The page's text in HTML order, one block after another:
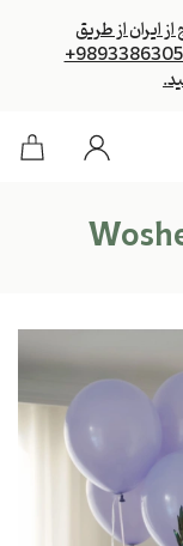
ایران از طریق